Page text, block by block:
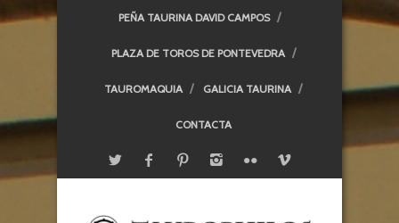
PEÑA TAURINA DAVID CAMPOS
PLAZA DE TOROS DE PONTEVEDRA
TAUROMAQUIA GALICIA TAURINA
CONTACTA